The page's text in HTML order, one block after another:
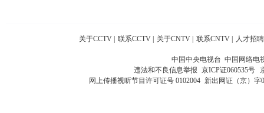
关于CCTV | 联系CCTV | 关于CNTV | 联系CNTV | 人才招聘
中国中央电视台 中国网络电
违法和不良信息举报 京ICP证060535号
网上传播视听节目许可证号 0102004 新出网证（京）